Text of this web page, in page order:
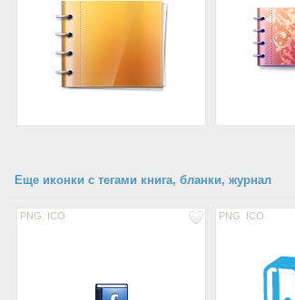
Еще иконки с тегами книга, бланки, журнал
PNG ICO PNG ICO